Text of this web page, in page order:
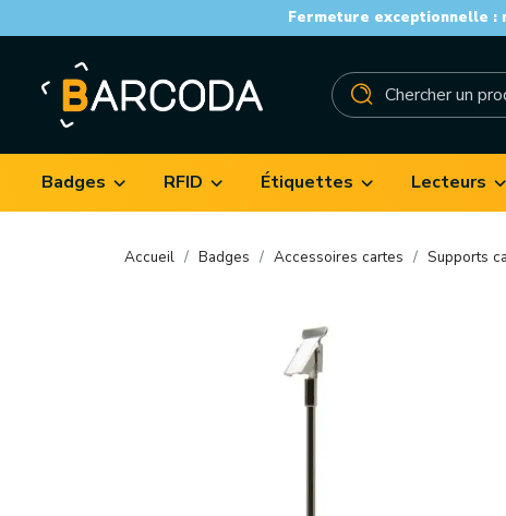
Fermeture exceptionnelle :
Badges RFID Étiquettes Lecteurs
Accueil Badges Accessoires cartes Supports